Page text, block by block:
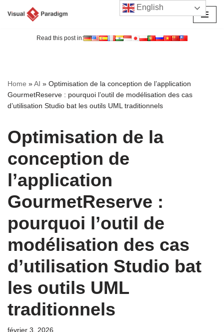
Read this post in:
Home »AI » Optimisation de la conception de l’application
GourmetReserve : pourquoi l’outil de modélisation des cas
d’utilisation Studio bat les outils UML traditionnels
Optimisation de la
conception de
l’application
GourmetReserve :
pourquoi l’outil de
modélisation des cas
d’utilisation Studio bat
les outils UML
traditionnels
février 3, 2026
English